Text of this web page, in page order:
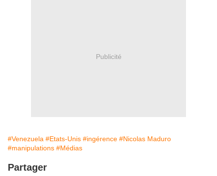
Publicité
#Venezuela #Etats-Unis #ingérence #Nicolas Maduro
#manipulations #Médias
Partager